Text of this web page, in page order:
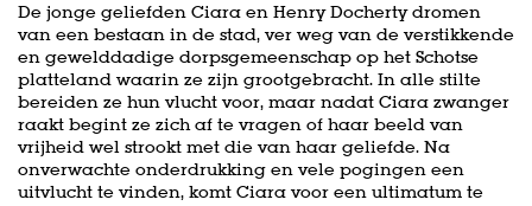
De jonge geliefden Ciara en Henry Docherty dromen
van een bestaan in de stad, ver weg van de verstikkende
en gewelddadige dorpsgemeenschap op het Schotse
platteland waarin ze zijn grootgebracht. In alle stilte
bereiden ze hun vlucht voor, maar nadat Ciara zwanger
raakt begint ze zich af te vragen of haar beeld van
vrijheid wel strookt met die van haar geliefde. Na
onverwachte onderdrukking en vele pogingen een
uitvlucht te vinden, komt Ciara voor een ultimatum te